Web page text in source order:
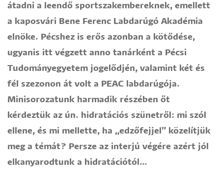
átadni a leendő sportszakembereknek, emellett
a kaposvári Bene Ferenc Labdarúgó Akadémia
elnöke. Pécshez is erős azonban a kötődése,
ugyanis itt végzett anno tanárként a Pécsi
Tudományegyetem jogelődjén, valamint két és
fél szezonon át volt a PEAC labdarúgója.
Minisorozatunk harmadik részében őt
kérdeztük az ún. hidratációs szünetről: mi szól
ellene, és mi mellette, ha „edzőfejjel” közelítjük
meg a témát? Persze az interjú végére azért jól
elkanyarodtunk a hidratációtól…